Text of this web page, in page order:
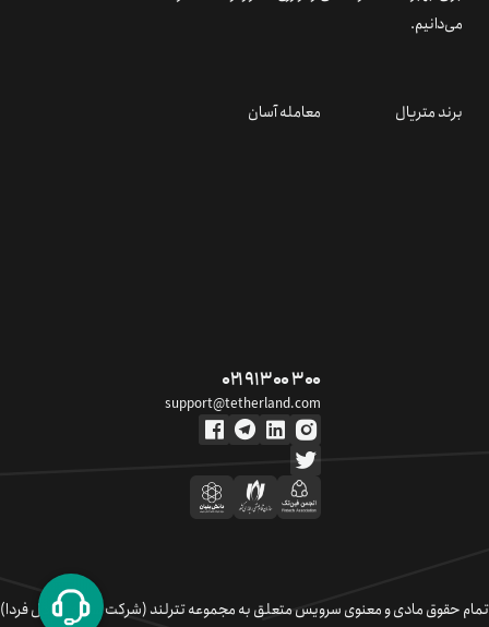
می‌دانیم.
برند متریال معامله آسان
۰۲۱ ۹۱ ۳۰۰ ۳۰۰
support@tetherland.com
تمام حقوق مادی و معنوی سرویس متعلق به مجموعه تترلند (شرکت سکوی تبادل فردا)